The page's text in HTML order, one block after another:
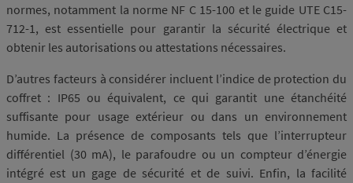
normes, notamment la norme NF C 15-100 et le guide UTE C15-
712-1, est essentielle pour garantir la sécurité électrique et
obtenir les autorisations ou attestations nécessaires.
D’autres facteurs à considérer incluent l’indice de protection du
coffret : IP65 ou équivalent, ce qui garantit une étanchéité
suffisante pour usage extérieur ou dans un environnement
humide. La présence de composants tels que l’interrupteur
différentiel (30 mA), le parafoudre ou un compteur d’énergie
intégré est un gage de sécurité et de suivi. Enfin, la facilité